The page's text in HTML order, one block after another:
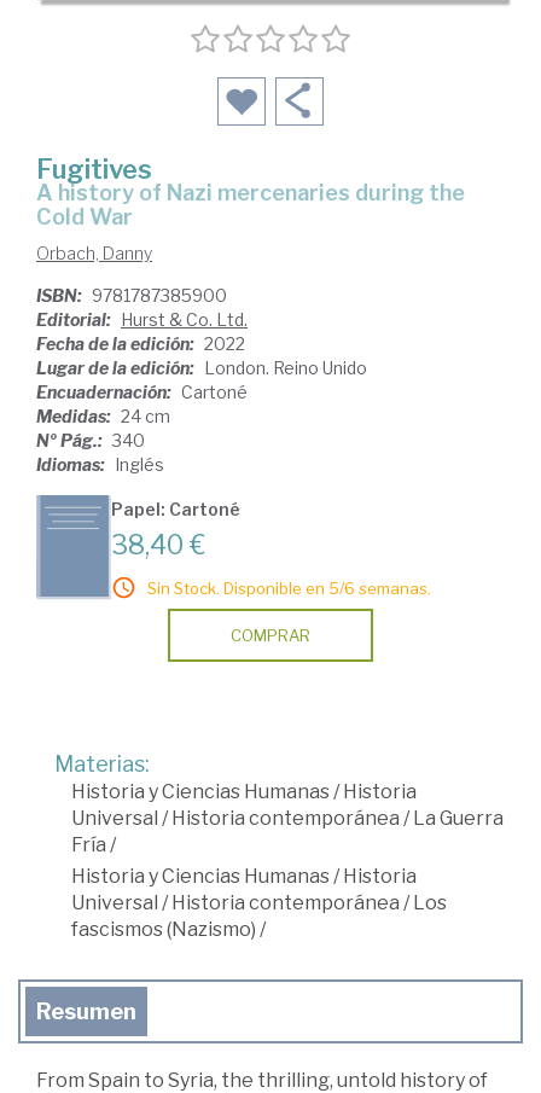
Fugitives
a history of Nazi mercenaries during the
Cold War
Orbach, Danny
ISBN: 9781787385900
Editorial: Hurst & Co. Ltd.
Fecha de la edición: 2022
Lugar de la edición: London. Reino Unido
Encuadernación: Cartoné
Medidas: 24 cm
Nº Pág.: 340
Idiomas: Inglés
Papel: Cartoné
38,40 €
Sin Stock. Disponible en 5/6 semanas.
COMPRAR
Materias:
Historia y Ciencias Humanas/Historia
Universal /Historia contemporánea /La Guerra
Fría /
Historia y Ciencias Humanas/Historia
Universal /Historia contemporánea /Los
fascismos (Nazismo) /
Resumen
From Spain to Syria, the thrilling, untold history of